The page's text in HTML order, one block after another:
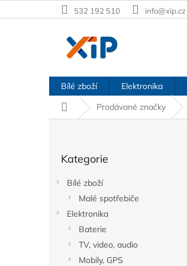
na
532 192 510 info@xip.cz
Bílé zboží Elektronika
Domů
Prodávané značky
kategorie
Kategorie
Bílé zboží
Malé spotřebiče
Elektronika
Baterie
TV, video, audio
Mobily, GPS